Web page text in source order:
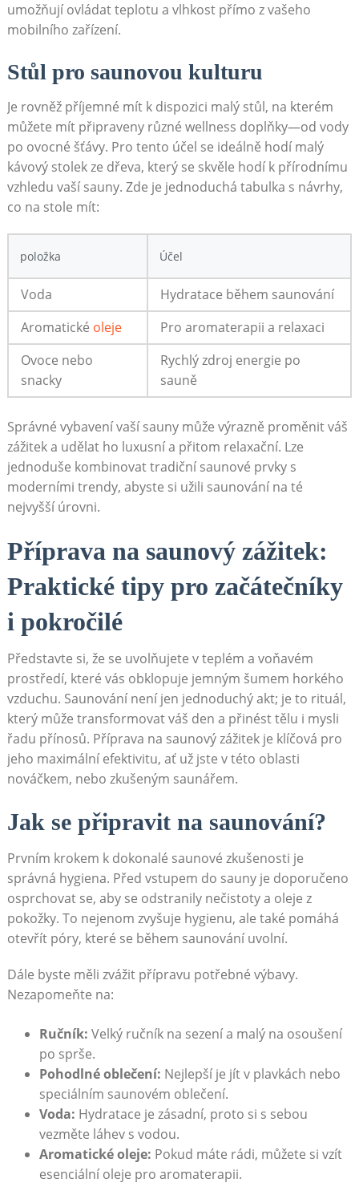
umožňují ovládat teplotu a vlhkost přímo z⁣ vašeho
mobilního zařízení.
Stůl pro saunovou kulturu
Je rovněž příjemné mít k ⁤dispozici malý stůl, na kterém⁤
můžete mít připraveny ⁤různé wellness doplňky—od vody
po ovocné šťávy. Pro ‌tento ‍účel se ideálně hodí malý
kávový stolek ze dřeva, který se skvěle hodí k přírodnímu
⁢vzhledu vaší sauny. Zde je jednoduchá tabulka s ‌návrhy,
co na stole mít:
položka Účel
Voda
Hydratace během saunování
Aromatické oleje
Pro aromaterapii a relaxaci
Ovoce nebo‌
snacky
Rychlý zdroj energie po
sauně
Správné ⁤vybavení ⁣vaší⁤ sauny​ může výrazně proměnit váš
zážitek a ⁣udělat ho luxusní ‌a přitom relaxační.⁢ Lze
jednoduše kombinovat tradiční saunové ⁣prvky s⁢
moderními trendy, abyste ​si užili saunování⁤ na té
nejvyšší úrovni.
Příprava na⁤ saunový zážitek:
Praktické tipy pro začátečníky ​
i pokročilé
Představte si, že se uvolňujete v teplém a voňavém
prostředí,⁢ které vás obklopuje jemným šumem horkého
vzduchu. Saunování není jen jednoduchý akt; je to rituál,
který může transformovat váš den ⁣a přinést tělu ‌i mysli
řadu přínosů. ⁣Příprava​ na saunový zážitek je klíčová pro
jeho maximální efektivitu,⁣ ať už jste v této oblasti⁣
nováčkem, nebo⁣ zkušeným saunářem.
Jak se připravit na saunování?
Prvním krokem k dokonalé saunové zkušenosti je
správná hygiena. Před vstupem do sauny je ⁣doporučeno
osprchovat se, aby se⁤ odstranily nečistoty a oleje z
pokožky. To nejenom zvyšuje hygienu, ⁢ale také pomáhá
otevřít póry, které se během saunování uvolní.
Dále byste měli zvážit přípravu potřebné ‍výbavy.
Nezapomeňte na:
Ručník: Velký ručník na sezení a ‌malý na osoušení
po sprše.
Pohodlné oblečení: Nejlepší je jít v plavkách​ nebo⁢
speciálním saunovém​ oblečení.
Voda: Hydratace je zásadní, proto si s sebou
vezměte‌ láhev s vodou.
Aromatické oleje: Pokud máte rádi,⁢ můžete si ⁤vzít
esenciální oleje pro aromaterapii.